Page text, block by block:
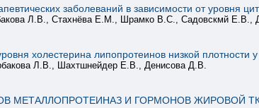
заболеваний в зависимости от уровня
Л.В., Стахнёва Е.М., Шрамко В.С., Садовскмй Е.В.,
холестерина липопротеинов низкой
Л.В., Шахтшнейдер Е.В., Денисова Д.В.
МЕТАЛЛОПРОТЕИНАЗ И ГОРМОНОВ ЖИРОВОЙ